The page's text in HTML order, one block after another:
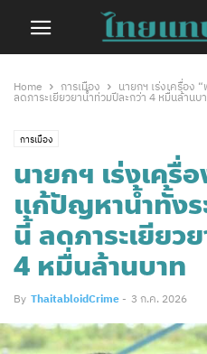
Home การเมือง
นายกฯ เร่งเครื่อง
ลดภาระเยียวยาน้ำท่วมปีละกว่า 4 หมื่นล้านบ
การเมือง
นายกฯ เร่งเครื่
แก้ปัญหาน้ำทั้ง
นี้ ลดภาระเยียว
4 หมื่นล้านบาท
By ThaitabloidCrime - 3 ก.ค. 2026